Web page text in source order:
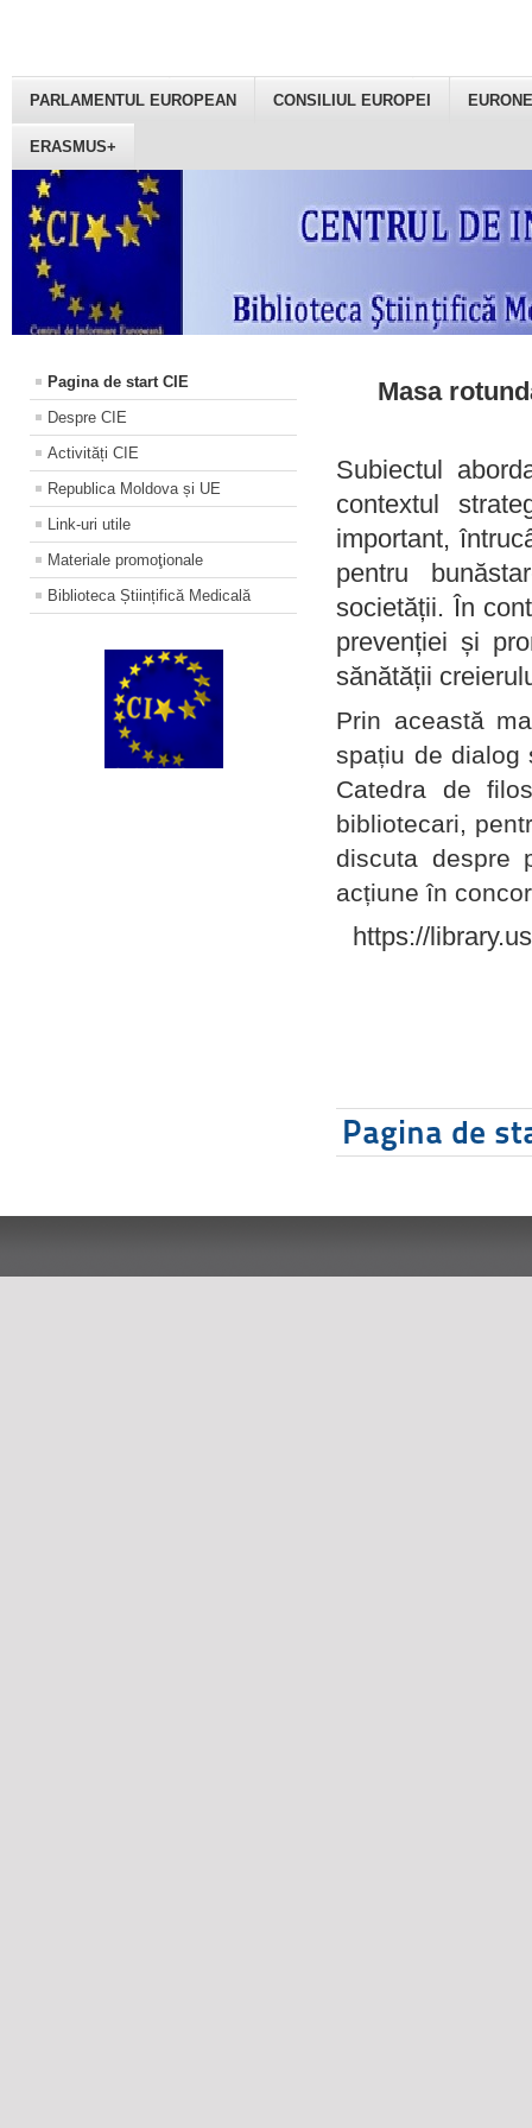
PARLAMENTUL EUROPEAN CONSILIUL EUROPEI
ERASMUS+
Pagina de start CIE
Despre CIE
Activități CIE
Republica Moldova și UE
Link-uri utile
Materiale promoţionale
Biblioteca Științifică Medicală
Masa
Subiectul
contextul
important,
pentru
societății. În
prevenției și
sănătății
Prin această
spațiu de dialog
Catedra de
bibliotecari,
discuta despre
acțiune în
https://
Pagina de